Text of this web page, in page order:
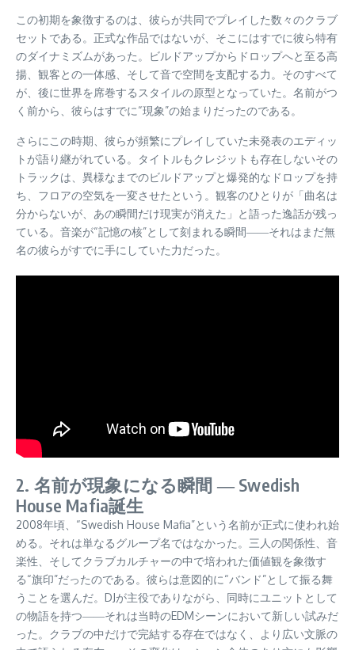
この初期を象徴するのは、彼らが共同でプレイした数々のクラブ
セットである。正式な作品ではないが、そこにはすでに彼ら特有
のダイナミズムがあった。ビルドアップからドロップへと至る高
揚、観客との一体感、そして音で空間を支配する力。そのすべて
が、後に世界を席巻するスタイルの原型となっていた。名前がつ
く前から、彼らはすでに“現象”の始まりだったのである。
さらにこの時期、彼らが頻繁にプレイしていた未発表のエディッ
トが語り継がれている。タイトルもクレジットも存在しないその
トラックは、異様なまでのビルドアップと爆発的なドロップを持
ち、フロアの空気を一変させたという。観客のひとりが「曲名は
分からないが、あの瞬間だけ現実が消えた」と語った逸話が残っ
ている。音楽が“記憶の核”として刻まれる瞬間――それはまだ無
名の彼らがすでに手にしていた力だった。
2. 名前が現象になる瞬間 ― Swedish
House Mafia誕生
2008年頃、“Swedish House Mafia”という名前が正式に使われ始
める。それは単なるグループ名ではなかった。三人の関係性、音
楽性、そしてクラブカルチャーの中で培われた価値観を象徴す
る“旗印”だったのである。彼らは意図的に“バンド”として振る舞
うことを選んだ。DJが主役でありながら、同時にユニットとして
の物語を持つ――それは当時のEDMシーンにおいて新しい試みだ
った。クラブの中だけで完結する存在ではなく、より広い文脈の